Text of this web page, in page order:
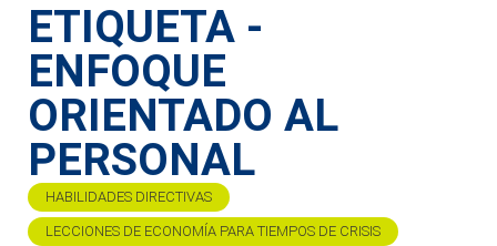
ETIQUETA -
ENFOQUE
ORIENTADO AL
PERSONAL
HABILIDADES DIRECTIVAS
LECCIONES DE ECONOMÍA PARA TIEMPOS DE CRISIS